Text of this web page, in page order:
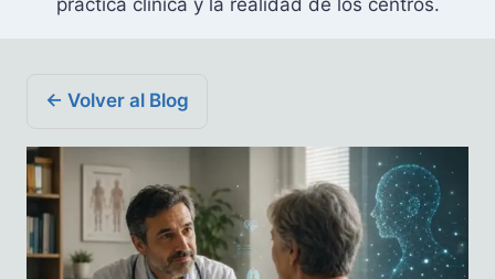
práctica clínica y la realidad de los centros.
← Volver al Blog